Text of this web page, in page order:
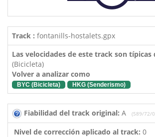
Track : fontanills-hostalets.gpx
Las velocidades de este track son típicas
(Bicicleta)
Volver a analizar como
BYC (Bicicleta) HKG (Senderismo)
Fiabilidad del track original: A (589/72/
Nivel de corrección aplicado al track: 0